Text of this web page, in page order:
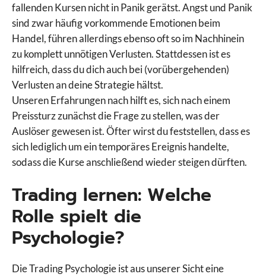
fallenden Kursen nicht in Panik gerätst. Angst und Panik
sind zwar häufig vorkommende Emotionen beim
Handel, führen allerdings ebenso oft so im Nachhinein
zu komplett unnötigen Verlusten. Stattdessen ist es
hilfreich, dass du dich auch bei (vorübergehenden)
Verlusten an deine Strategie hältst.
Unseren Erfahrungen nach hilft es, sich nach einem
Preissturz zunächst die Frage zu stellen, was der
Auslöser gewesen ist. Öfter wirst du feststellen, dass es
sich lediglich um ein temporäres Ereignis handelte,
sodass die Kurse anschließend wieder steigen dürften.
Trading lernen: Welche
Rolle spielt die
Psychologie?
Die Trading Psychologie ist aus unserer Sicht eine